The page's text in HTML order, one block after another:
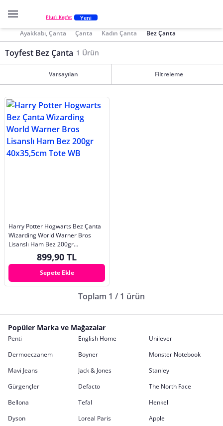
Plus'ı Keşfet Yeni
Ayakkabı, Çanta Çanta Kadın Çanta Bez Çanta
Toyfest Bez Çanta 1 Ürün
Varsayılan Filtreleme
Harry Potter Hogwarts Bez Çanta
Wizarding World Warner Bros
Lisanslı Ham Bez 200gr
40x35,5cm Tote WB
899,90 TL
Sepete Ekle
Toplam 1 / 1 ürün
Popüler Marka ve Mağazalar
Penti English Home
Unilever
Dermoeczanem
Boyner
Monster Notebook
Mavi Jeans
Jack & Jones
Stanley
Gürgençler
Defacto
The North Face
Bellona
Tefal
Henkel
Dyson
Loreal Paris
Apple